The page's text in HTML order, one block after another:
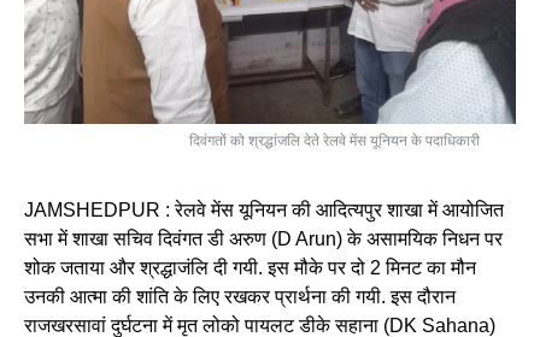
दिवंगतों को श्रद्धांजलि देते रेलवे मेंस यूनियन के पदाधिकारी
JAMSHEDPUR : रेलवे मेंस यूनियन की आदित्यपुर शाखा में आयोजित
सभा में शाखा सचिव दिवंगत डी अरुण (D Arun) के असामयिक निधन पर
शोक जताया और श्रद्धाजंलि दी गयी. इस मौके पर दो 2 मिनट का मौन
उनकी आत्मा की शांति के लिए रखकर प्रार्थना की गयी. इस दौरान
राजखरसावां दुर्घटना में मृत लोको पायलट डीके सहाना (DK Sahana)